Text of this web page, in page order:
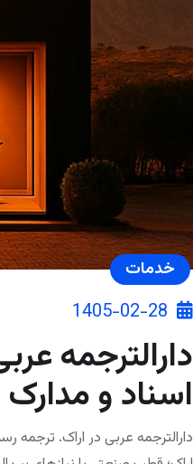
خدمات
1405-02-28
دارالترجمه
اسناد و مدارک
دارالترجمه عربی در اراک. ترجمه